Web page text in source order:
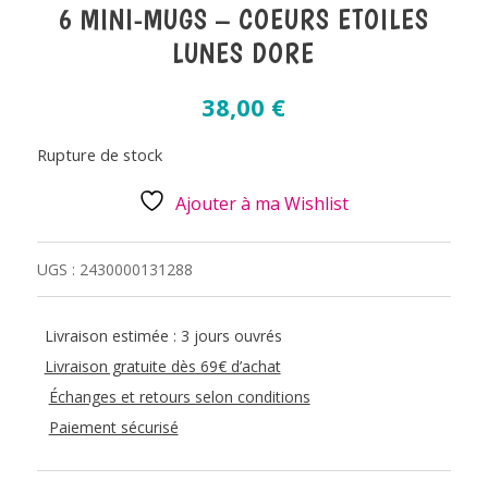
6 MINI-MUGS – COEURS ETOILES
LUNES DORE
38,00 €
Rupture de stock
Ajouter à ma Wishlist
UGS : 2430000131288
Livraison estimée : 3 jours ouvrés
Livraison gratuite dès 69€ d’achat
Échanges et retours selon conditions
Paiement sécurisé